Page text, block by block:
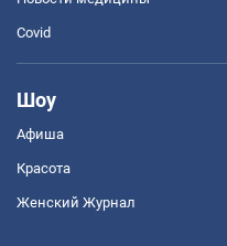
Covid
Шоу
Афиша
Красота
Женский Журнал